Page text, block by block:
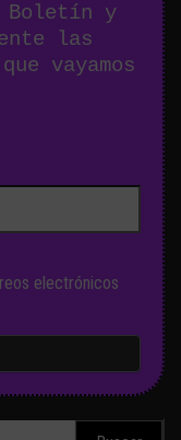
Boletín y
las
vayamos
electrónicos